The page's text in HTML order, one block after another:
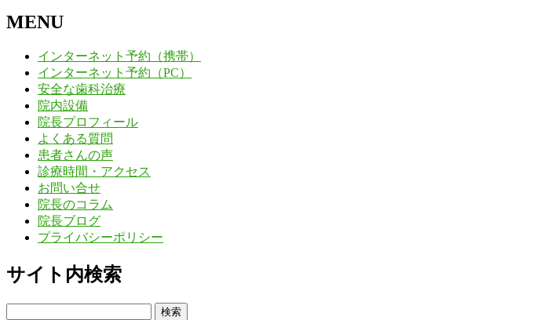
MENU
インターネット予約（携帯）
インターネット予約（PC）
安全な歯科治療
院内設備
院長プロフィール
よくある質問
患者さんの声
診療時間・アクセス
お問い合せ
院長のコラム
院長ブログ
プライバシーポリシー
サイト内検索